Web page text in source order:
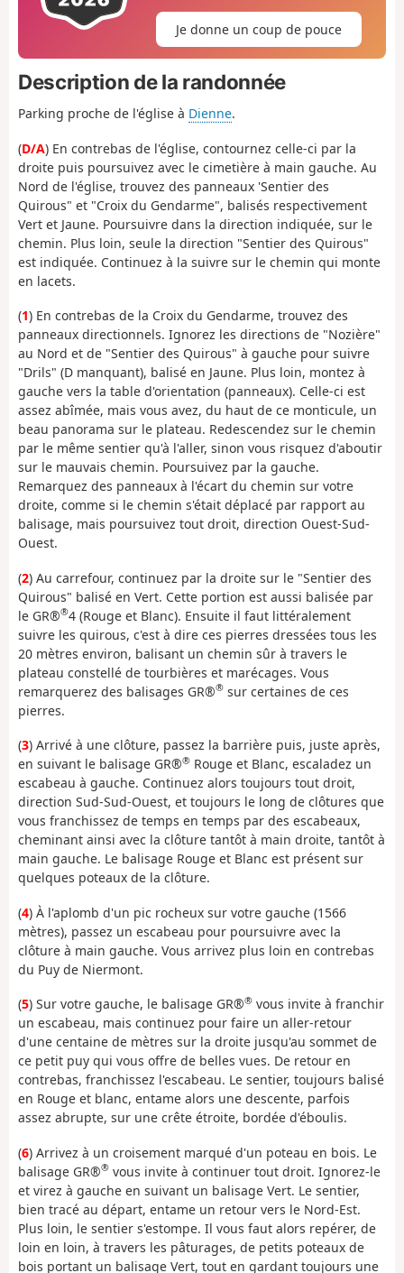
Je donne un coup de pouce
Description de la randonnée
Parking proche de l'église à Dienne.
(D/A) En contrebas de l'église, contournez celle-ci par la
droite puis poursuivez avec le cimetière à main gauche. Au
Nord de l'église, trouvez des panneaux 'Sentier des
Quirous" et "Croix du Gendarme", balisés respectivement
Vert et Jaune. Poursuivre dans la direction indiquée, sur le
chemin. Plus loin, seule la direction "Sentier des Quirous"
est indiquée. Continuez à la suivre sur le chemin qui monte
en lacets.
(1) En contrebas de la Croix du Gendarme, trouvez des
panneaux directionnels. Ignorez les directions de "Nozière"
au Nord et de "Sentier des Quirous" à gauche pour suivre
"Drils" (D manquant), balisé en Jaune. Plus loin, montez à
gauche vers la table d'orientation (panneaux). Celle-ci est
assez abîmée, mais vous avez, du haut de ce monticule, un
beau panorama sur le plateau. Redescendez sur le chemin
par le même sentier qu'à l'aller, sinon vous risquez d'aboutir
sur le mauvais chemin. Poursuivez par la gauche.
Remarquez des panneaux à l'écart du chemin sur votre
droite, comme si le chemin s'était déplacé par rapport au
balisage, mais poursuivez tout droit, direction Ouest-Sud-
Ouest.
(2) Au carrefour, continuez par la droite sur le "Sentier des
Quirous" balisé en Vert. Cette portion est aussi balisée par
le GR®®4 (Rouge et Blanc). Ensuite il faut littéralement
suivre les quirous, c'est à dire ces pierres dressées tous les
20 mètres environ, balisant un chemin sûr à travers le
plateau constellé de tourbières et marécages. Vous
remarquerez des balisages GR®® sur certaines de ces
pierres.
(3) Arrivé à une clôture, passez la barrière puis, juste après,
en suivant le balisage GR®® Rouge et Blanc, escaladez un
escabeau à gauche. Continuez alors toujours tout droit,
direction Sud-Sud-Ouest, et toujours le long de clôtures que
vous franchissez de temps en temps par des escabeaux,
cheminant ainsi avec la clôture tantôt à main droite, tantôt à
main gauche. Le balisage Rouge et Blanc est présent sur
quelques poteaux de la clôture.
(4) À l'aplomb d'un pic rocheux sur votre gauche (1566
mètres), passez un escabeau pour poursuivre avec la
clôture à main gauche. Vous arrivez plus loin en contrebas
du Puy de Niermont.
(5) Sur votre gauche, le balisage GR®® vous invite à franchir
un escabeau, mais continuez pour faire un aller-retour
d'une centaine de mètres sur la droite jusqu'au sommet de
ce petit puy qui vous offre de belles vues. De retour en
contrebas, franchissez l'escabeau. Le sentier, toujours balisé
en Rouge et blanc, entame alors une descente, parfois
assez abrupte, sur une crête étroite, bordée d'éboulis.
(6) Arrivez à un croisement marqué d'un poteau en bois. Le
balisage GR®® vous invite à continuer tout droit. Ignorez-le
et virez à gauche en suivant un balisage Vert. Le sentier,
bien tracé au départ, entame un retour vers le Nord-Est.
Plus loin, le sentier s'estompe. Il vous faut alors repérer, de
loin en loin, à travers les pâturages, de petits poteaux de
bois portant un balisage Vert, tout en gardant toujours une